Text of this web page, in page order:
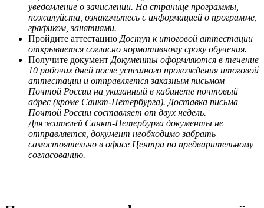
уведомление о зачислении. На странице программы,
пожалуйста, ознакомьтесь с информацией о программе,
графиком, занятиями.
Пройдите аттестацию Доступ к итоговой аттестации
открывается согласно нормативному сроку обучения.
Получите документ Документы оформляются в течение
10 рабочих дней после успешного прохождения итоговой
аттестации и отправляется заказным письмом
Почтой России на указанный в кабинете почтовый
адрес (кроме Санкт-Петербурга). Доставка письма
Почтой России составляет от двух недель.
Для жителей Санкт-Петербурга документы не
отправляется, документ необходимо забрать
самостоятельно в офисе Центра по предварительному
согласованию.